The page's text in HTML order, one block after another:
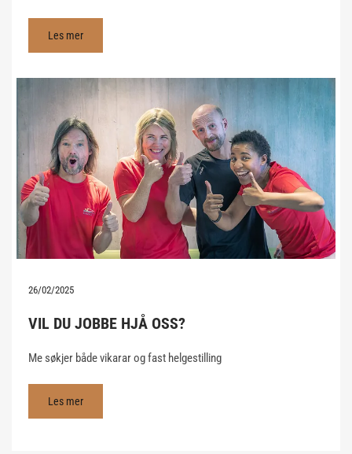
Les mer
26/02/2025
VIL DU JOBBE HJÅ OSS?
Me søkjer både vikarar og fast helgestilling
Les mer